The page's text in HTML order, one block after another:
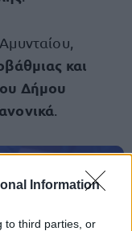
Information
to third parties, or
και
Δήμου
σε